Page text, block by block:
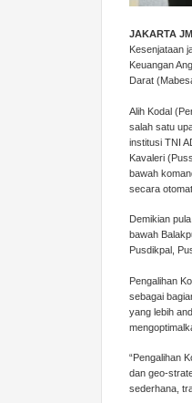
JAKARTA JMI
Kesenjataan
Keuangan
Darat
Alih Kodal
salah satu
institusi TNI
Kavaleri
bawah
secara
Demikian
bawah
Pusdikpal,
Pengalihan
sebagai
yang lebih
“Pengalihan
dan geo-
sederhana,